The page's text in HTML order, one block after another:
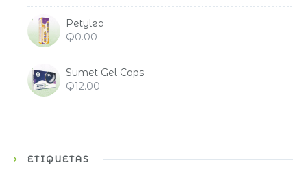
Petylea
Q0.00
Sumet Gel Caps
Q12.00
ETIQUETAS